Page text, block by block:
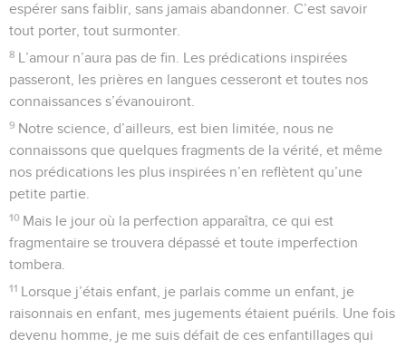
espérer sans faiblir, sans jamais abandonner. C’est savoir
tout porter, tout surmonter.
8 L’amour n’aura pas de fin. Les prédications inspirées
passeront, les prières en langues cesseront et toutes nos
connaissances s’évanouiront.
9 Notre science, d’ailleurs, est bien limitée, nous ne
connaissons que quelques fragments de la vérité, et même
nos prédications les plus inspirées n’en reflètent qu’une
petite partie.
10 Mais le jour où la perfection apparaîtra, ce qui est
fragmentaire se trouvera dépassé et toute imperfection
tombera.
11 Lorsque j’étais enfant, je parlais comme un enfant, je
raisonnais en enfant, mes jugements étaient puérils. Une fois
devenu homme, je me suis défait de ces enfantillages qui